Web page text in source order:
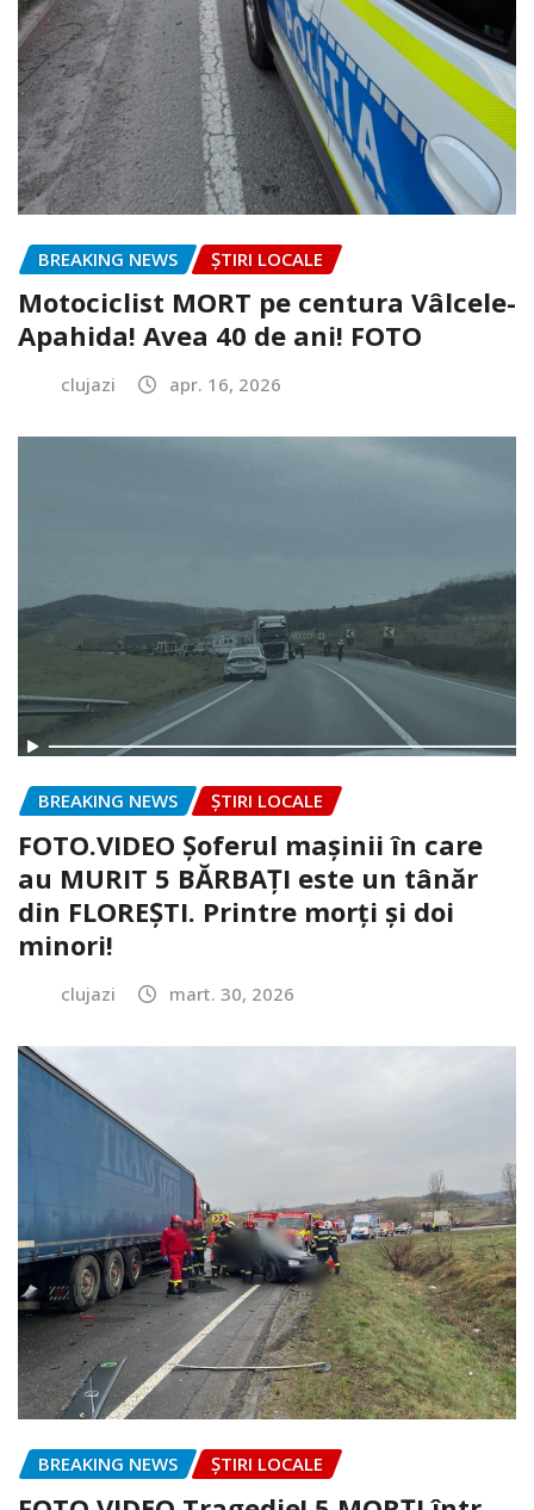
BREAKING NEWS ȘTIRI LOCALE
Motociclist MORT pe centura Vâlcele-
Apahida! Avea 40 de ani! FOTO
clujazi apr. 16, 2026
BREAKING NEWS ȘTIRI LOCALE
FOTO.VIDEO Șoferul mașinii în care
au MURIT 5 BĂRBAȚI este un tânăr
din FLOREȘTI. Printre morți și doi
minori!
clujazi mart. 30, 2026
BREAKING NEWS ȘTIRI LOCALE